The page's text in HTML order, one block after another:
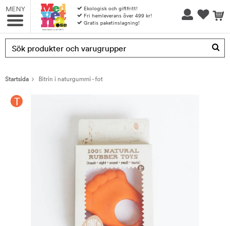
MENY
Ekologisk och giftfritt!
Fri hemleverans över 499 kr!
Gratis paketinslagning!
Produkten har blivit tillagd i varukorgen
Startsida Bitrin i naturgummi - fot